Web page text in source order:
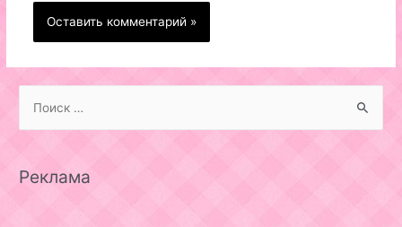
rРеклама